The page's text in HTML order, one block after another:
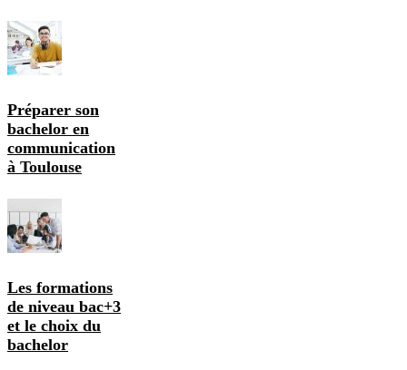
Préparer son
bachelor en
communication
à Toulouse
Les formations
de niveau bac+3
et le choix du
bachelor